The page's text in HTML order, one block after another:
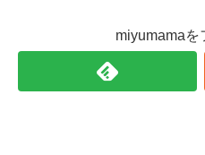
miyumamaを